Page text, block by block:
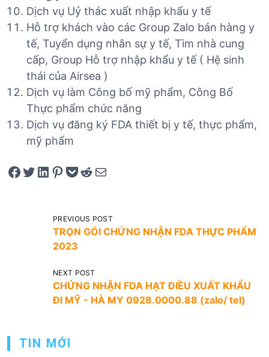
Dịch vụ Uỷ thác xuất nhập khẩu y tế
Hỗ trợ khách vào các Group Zalo bán hàng y
tế, Tuyển dụng nhân sự y tế, Tìm nhà cung
cấp, Group Hỗ trợ nhập khẩu y tế ( Hệ sinh
thái của Airsea )
Dịch vụ làm Công bố mỹ phẩm, Công Bố
Thực phẩm chức năng
Dịch vụ đăng ký FDA thiết bị y tế, thực phẩm,
mỹ phẩm
Share on Facebook Tweet on Twitter Share on LinkedIn Pin on Pinterest Save to pocket Share on Reddit Share via Email
n
PREVIOUS POST
TRỌN GÓI CHỨNG NHẬN FDA THỰC PHẨM
2023
NEXT POST
CHỨNG NHẬN FDA HẠT ĐIỀU XUẤT KHẨU
ĐI MỸ - HÀ MY 0928.0000.88 (zalo/ tel)
TIN MỚI